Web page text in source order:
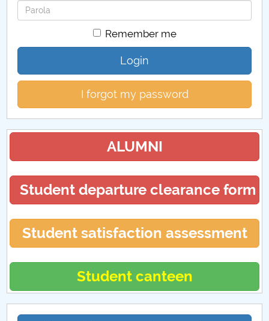
Password
Remember me
Login
I forgot my password
ALUMNI
Student departure clearance form
Student satisfaction assessment
Student canteen